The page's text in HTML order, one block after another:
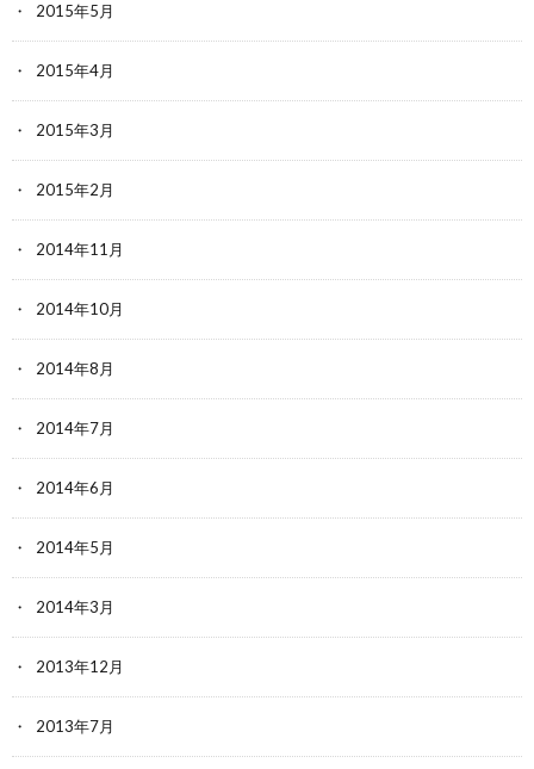
2015年5月
2015年4月
2015年3月
2015年2月
2014年11月
2014年10月
2014年8月
2014年7月
2014年6月
2014年5月
2014年3月
2013年12月
2013年7月